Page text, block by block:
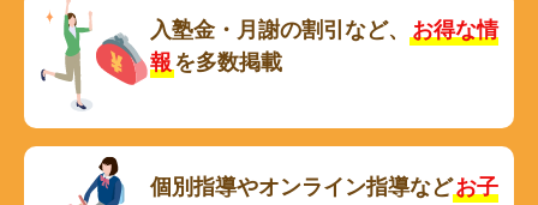
入塾金・月謝の割引など、
お得な情
報を多数掲載
個別指導やオンライン指導などお子